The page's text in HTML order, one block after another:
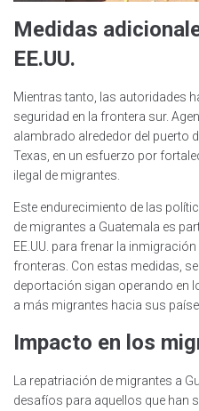
Medidas
EE.UU.
Mientras tanto, las autoridades
seguridad en la frontera sur.
alambrado alrededor del puerto
Texas, en un esfuerzo por
ilegal de migrantes.
Este endurecimiento de las
de migrantes a Guatemala es
EE.UU. para frenar la
fronteras. Con estas medidas,
deportación sigan operando en
a más migrantes hacia sus
Impacto en los
La repatriación de migrantes a
desafíos para aquellos que han